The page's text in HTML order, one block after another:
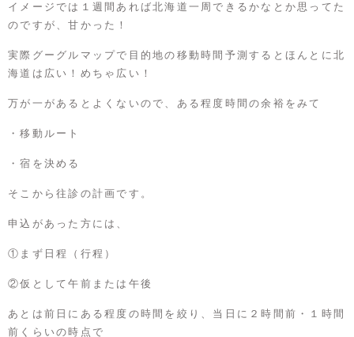
イメージでは１週間あれば北海道一周できるかなとか思ってた
のですが、甘かった！
実際グーグルマップで目的地の移動時間予測するとほんとに北
海道は広い！めちゃ広い！
万が一があるとよくないので、ある程度時間の余裕をみて
・移動ルート
・宿を決める
そこから往診の計画です。
申込があった方には、
①まず日程（行程）
②仮として午前または午後
あとは前日にある程度の時間を絞り、当日に２時間前・１時間
前くらいの時点で